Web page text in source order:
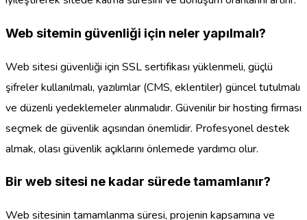
Web sitemin güvenliği için neler yapılmalı?
Web sitesi güvenliği için SSL sertifikası yüklenmeli, güçlü
şifreler kullanılmalı, yazılımlar (CMS, eklentiler) güncel tutulmalı
ve düzenli yedeklemeler alınmalıdır. Güvenilir bir hosting firması
seçmek de güvenlik açısından önemlidir. Profesyonel destek
almak, olası güvenlik açıklarını önlemede yardımcı olur.
Bir web sitesi ne kadar sürede tamamlanır?
Web sitesinin tamamlanma süresi, projenin kapsamına ve